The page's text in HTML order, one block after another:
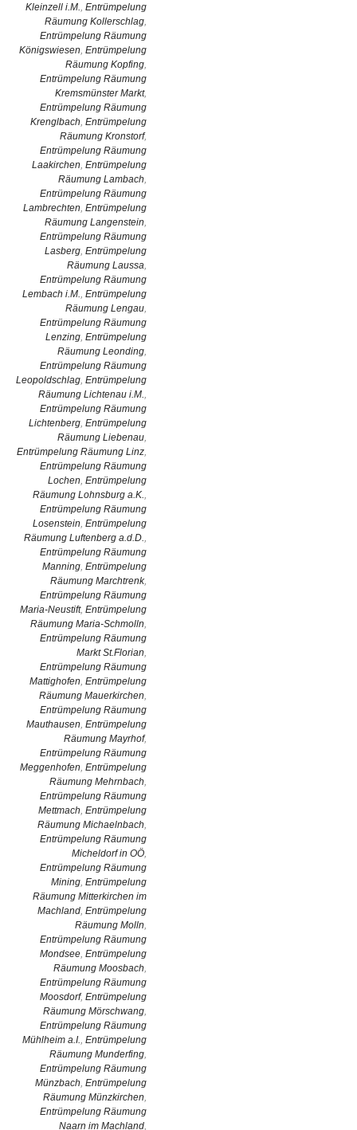
Kleinzell i.M., Entrümpelung
Räumung Kollerschlag,
Entrümpelung Räumung
Königswiesen, Entrümpelung
Räumung Kopfing,
Entrümpelung Räumung
Kremsmünster Markt,
Entrümpelung Räumung
Krenglbach, Entrümpelung
Räumung Kronstorf,
Entrümpelung Räumung
Laakirchen, Entrümpelung
Räumung Lambach,
Entrümpelung Räumung
Lambrechten, Entrümpelung
Räumung Langenstein,
Entrümpelung Räumung
Lasberg, Entrümpelung
Räumung Laussa,
Entrümpelung Räumung
Lembach i.M., Entrümpelung
Räumung Lengau,
Entrümpelung Räumung
Lenzing, Entrümpelung
Räumung Leonding,
Entrümpelung Räumung
Leopoldschlag, Entrümpelung
Räumung Lichtenau i.M.,
Entrümpelung Räumung
Lichtenberg, Entrümpelung
Räumung Liebenau,
Entrümpelung Räumung Linz,
Entrümpelung Räumung
Lochen, Entrümpelung
Räumung Lohnsburg a.K.,
Entrümpelung Räumung
Losenstein, Entrümpelung
Räumung Luftenberg a.d.D.,
Entrümpelung Räumung
Manning, Entrümpelung
Räumung Marchtrenk,
Entrümpelung Räumung
Maria-Neustift, Entrümpelung
Räumung Maria-Schmolln,
Entrümpelung Räumung
Markt St.Florian,
Entrümpelung Räumung
Mattighofen, Entrümpelung
Räumung Mauerkirchen,
Entrümpelung Räumung
Mauthausen, Entrümpelung
Räumung Mayrhof,
Entrümpelung Räumung
Meggenhofen, Entrümpelung
Räumung Mehrnbach,
Entrümpelung Räumung
Mettmach, Entrümpelung
Räumung Michaelnbach,
Entrümpelung Räumung
Micheldorf in OÖ,
Entrümpelung Räumung
Mining, Entrümpelung
Räumung Mitterkirchen im
Machland, Entrümpelung
Räumung Molln,
Entrümpelung Räumung
Mondsee, Entrümpelung
Räumung Moosbach,
Entrümpelung Räumung
Moosdorf, Entrümpelung
Räumung Mörschwang,
Entrümpelung Räumung
Mühlheim a.I., Entrümpelung
Räumung Munderfing,
Entrümpelung Räumung
Münzbach, Entrümpelung
Räumung Münzkirchen,
Entrümpelung Räumung
Naarn im Machland,